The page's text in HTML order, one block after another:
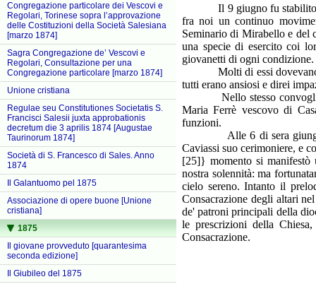
Congregazione particolare dei Vescovi e
Regolari, Torinese sopra l’approvazione
delle Costituzioni della Società Salesiana
[marzo 1874]
Sagra Congregazione de’ Vescovi e
Regolari, Consultazione per una
Congregazione particolare [marzo 1874]
Unione cristiana
Regulae seu Constitutiones Societatis S.
Francisci Salesii juxta approbationis
decretum die 3 aprilis 1874 [Augustae
Taurinorum 1874]
Società di S. Francesco di Sales. Anno
1874
Il Galantuomo pel 1875
Associazione di opere buone [Unione
cristiana]
1875
Il giovane provveduto [quarantesima
seconda edizione]
Il Giubileo del 1875
Il 9 giugno fu stabilito per
fra noi un continuo
Seminario di Mirabello e del
una specie di esercito coi
giovanetti di ogni condizione.
Molti di essi dovevano
tutti erano ansiosi e direi
Nello stesso convoglio e
Maria Ferrè vescovo di
funzioni.
Alle 6 di sera giungeva
Caviassi suo cerimoniere, e
[25]} momento si manifestò
nostra solennità: ma
cielo sereno. Intanto il
Consacrazione degli altari
de' patroni principali della
le prescrizioni della
Consacrazione.